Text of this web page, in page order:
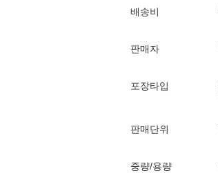
배송비
판매자
포장타입
판매단위
중량/용량